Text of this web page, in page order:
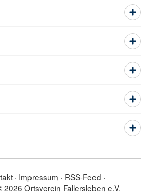
Impressum
RSS-Feed
2026 Ortsverein Fallersleben e.V.